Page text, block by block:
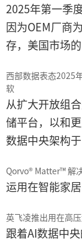
2025年第一季
因为OEM厂商
存，美国市场的
西部数据表态2025
软
从扩大开放组
储平台，以和
数据中央架构于
Qorvo® Matter™ 解
运用在智能家
英飞凌推出用在高
跟着AI数据中